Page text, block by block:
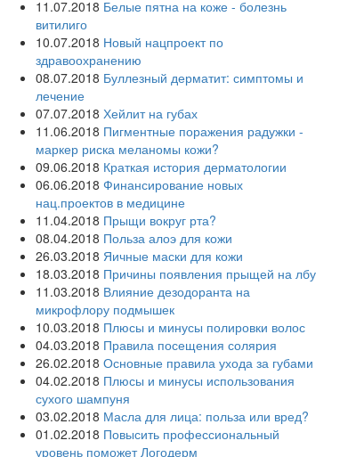
11.07.2018 Белые пятна на коже - болезнь
витилиго
10.07.2018 Новый нацпроект по
здравоохранению
08.07.2018 Буллезный дерматит: симптомы и
лечение
07.07.2018 Хейлит на губах
11.06.2018 Пигментные поражения радужки -
маркер риска меланомы кожи?
09.06.2018 Краткая история дерматологии
06.06.2018 Финансирование новых
нац.проектов в медицине
11.04.2018 Прыщи вокруг рта?
08.04.2018 Польза алоэ для кожи
26.03.2018 Яичные маски для кожи
18.03.2018 Причины появления прыщей на лбу
11.03.2018 Влияние дезодоранта на
микрофлору подмышек
10.03.2018 Плюсы и минусы полировки волос
04.03.2018 Правила посещения солярия
26.02.2018 Основные правила ухода за губами
04.02.2018 Плюсы и минусы использования
сухого шампуня
03.02.2018 Масла для лица: польза или вред?
01.02.2018 Повысить профессиональный
уровень поможет Логодерм